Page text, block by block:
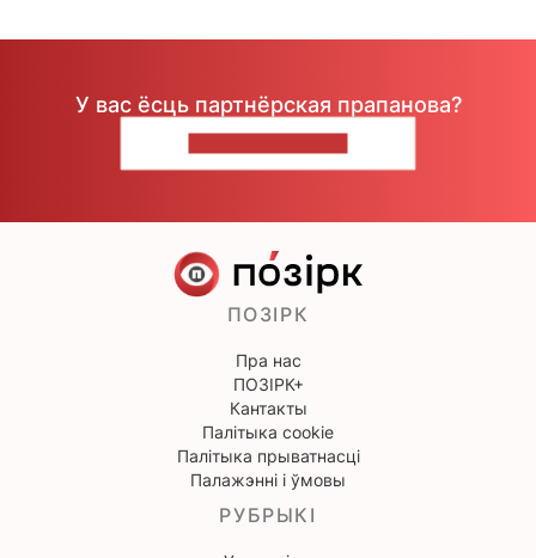
У вас ёсць партнёрская прапанова?
ПОЗІРК
Пра нас
ПОЗІРК+
Кантакты
Палітыка cookie
Палітыка прыватнасці
Палажэнні і ўмовы
РУБРЫКІ